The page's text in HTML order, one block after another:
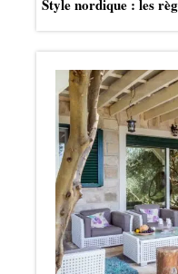
Style nordique : les